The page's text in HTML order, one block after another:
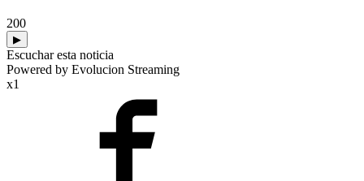
200
▶
Escuchar esta noticia
Powered by Evolucion Streaming
x1